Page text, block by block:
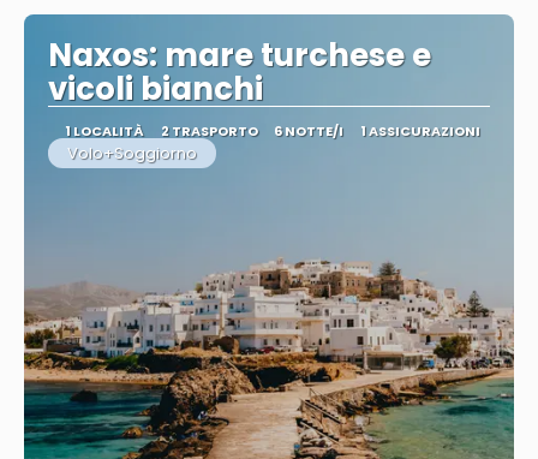
Naxos: mare turchese e
vicoli bianchi
1 LOCALITÀ 2 TRASPORTO 6 NOTTE/I 1 ASSICURAZIONI
Volo+Soggiorno